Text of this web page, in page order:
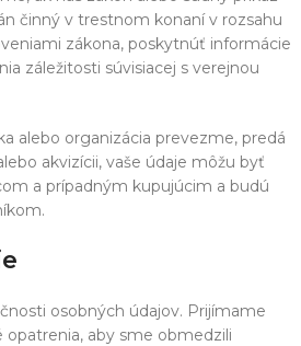
činný v trestnom konaní v rozsahu
zákona, poskytnúť informácie
záležitosti súvisiacej s verejnou
alebo organizácia prevezme, predá
akvizícii, vaše údaje môžu byť
a prípadným kupujúcim a budú
osobných údajov. Prijímame
aby sme obmedzili